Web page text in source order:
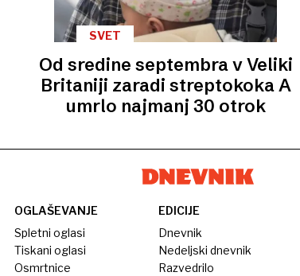
SVET
Od sredine septembra v Veliki
Britaniji zaradi streptokoka A
umrlo najmanj 30 otrok
OGLAŠEVANJE
Spletni oglasi
Tiskani oglasi
Osmrtnice
EDICIJE
Dnevnik
Nedeljski dnevnik
Razvedrilo